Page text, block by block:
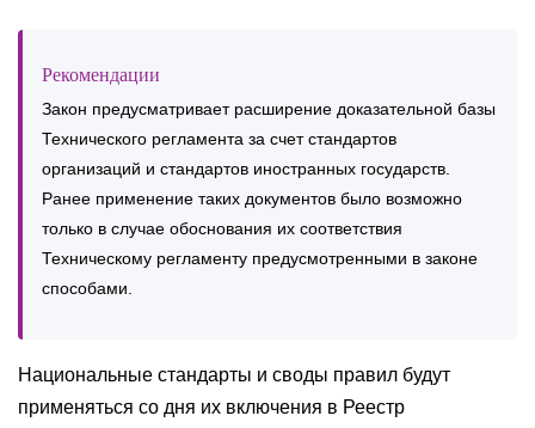
Рекомендации
Закон предусматривает расширение доказательной базы
Технического регламента за счет стандартов
организаций и стандартов иностранных государств.
Ранее применение таких документов было возможно
только в случае обоснования их соответствия
Техническому регламенту предусмотренными в законе
способами.
Национальные стандарты и своды правил будут
применяться со дня их включения в Реестр